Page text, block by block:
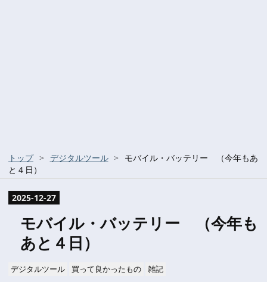
トップ > デジタルツール >
モバイル・バッテリー （今年もあ
と４日）
2025-12-27
モバイル・バッテリー （今年も
あと４日）
デジタルツール 買って良かったもの 雑記